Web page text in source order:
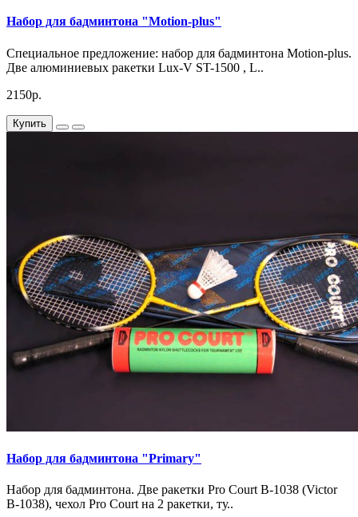
Набор для бадминтона "Motion-plus"
Специальное предложение: набор для бадминтона Motion-plus.
Две алюминиевых ракетки Lux-V ST-1500 , L..
2150р.
Купить
Набор для бадминтона "Primary"
Набор для бадминтона. Две ракетки Pro Court B-1038 (Victor
B-1038), чехол Pro Court на 2 ракетки, ту..